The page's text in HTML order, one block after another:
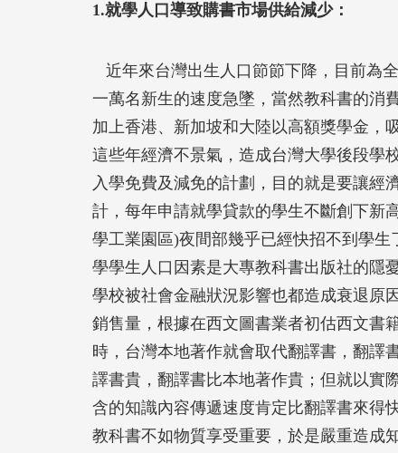
1.就學人口導致購書市場供給減少：
近年來台灣出生人口節節下降，目前為
一萬名新生的速度急墜，當然教科書的消
加上香港、新加坡和大陸以高額獎學金，
這些年經濟不景氣，造成台灣大學後段學
入學免費及減免的計劃，目的就是要讓經
計，每年申請就學貸款的學生不斷創下新
學工業園區)夜間部幾乎已經快招不到學
學學生人口因素是大專教科書出版社的隱
學校被社會金融狀況影響也都造成衰退原
銷售量，根據在西文圖書業者初估西文書
時，台灣本地著作就會取代翻譯書，翻譯
譯書貴，翻譯書比本地著作貴；但就以實
含的知識內容傳遞速度肯定比翻譯書來得
教科書不如物質享受重要，於是嚴重造成